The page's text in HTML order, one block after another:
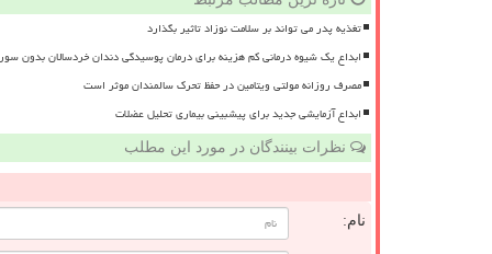
تغذیه پدر می تواند بر سلامت نوزاد تاثیر بگذارد
ابداع یک شیوه درمانی کم هزینه برای درمان پوسیدگی دندان خردسالان بدون
مصرف روزانه مولتی ویتامین در حفظ تحرک سالمندان موثر است
ابداع آزمایشی جدید برای پیشبینی بیماری تحلیل عضلات
نظرات بینندگان در مورد این مطلب
نام: